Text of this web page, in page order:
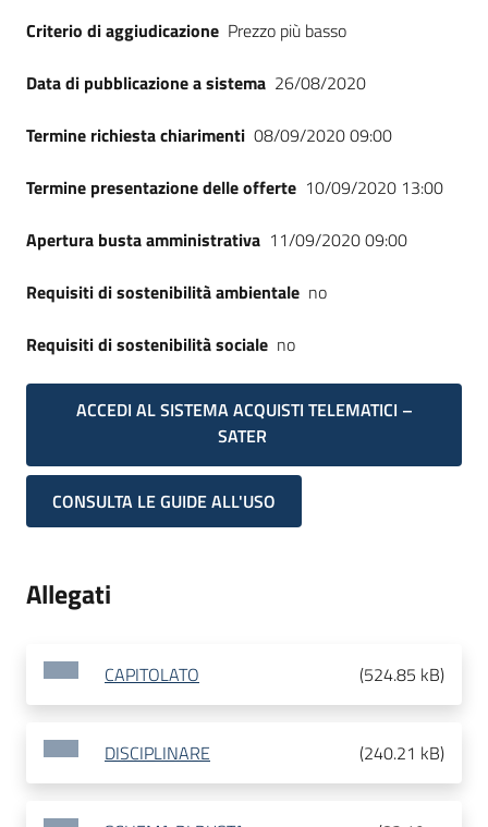
Criterio di aggiudicazione Prezzo più basso
Data di pubblicazione a sistema 26/08/2020
Termine richiesta chiarimenti 08/09/2020 09:00
Termine presentazione delle offerte 10/09/2020 13:00
Apertura busta amministrativa 11/09/2020 09:00
Requisiti di sostenibilità ambientale no
Requisiti di sostenibilità sociale no
ACCEDI AL SISTEMA ACQUISTI TELEMATICI –
SATER
CONSULTA LE GUIDE ALL'USO
Allegati
CAPITOLATO (524.85 kB)
DISCIPLINARE (240.21 kB)